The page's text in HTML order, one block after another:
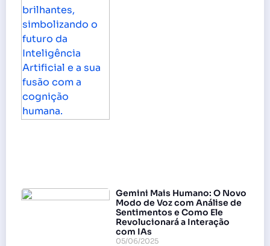
Gemini Mais Humano: O Novo
Modo de Voz com Análise de
Sentimentos e Como Ele
Revolucionará a Interação
com IAs
05/06/2025